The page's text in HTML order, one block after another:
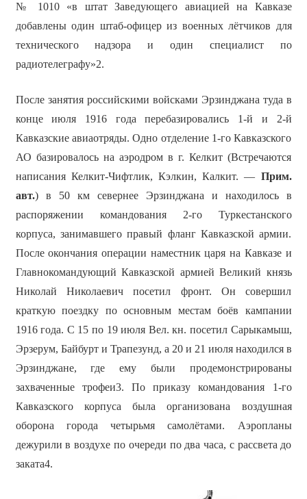
№ 1010 «в штат Заведующего авиацией на Кавказе
добавлены один штаб-офицер из военных лётчиков для
технического надзора и один специалист по
радиотелеграфу»2.
После занятия российскими войсками Эрзинджана туда в
конце июля 1916 года перебазировались 1-й и 2-й
Кавказские авиаотряды. Одно отделение 1-го Кавказского
АО базировалось на аэродром в г. Келкит (Встречаются
написания Келкит-Чифтлик, Кэлкин, Калкит. — Прим.
авт.) в 50 км севернее Эрзинджана и находилось в
распоряжении командования 2-го Туркестанского
корпуса, занимавшего правый фланг Кавказской армии.
После окончания операции наместник царя на Кавказе и
Главнокомандующий Кавказской армией Великий князь
Николай Николаевич посетил фронт. Он совершил
краткую поездку по основным местам боёв кампании
1916 года. С 15 по 19 июля Вел. кн. посетил Сарыкамыш,
Эрзерум, Байбурт и Трапезунд, а 20 и 21 июля находился в
Эрзинджане, где ему были продемонстрированы
захваченные трофеи3. По приказу командования 1-го
Кавказского корпуса была организована воздушная
оборона города четырьмя самолётами. Аэропланы
дежурили в воздухе по очереди по два часа, с рассвета до
заката4.